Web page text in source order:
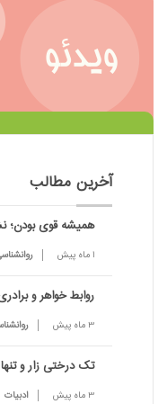
آخرین مطالب
همیشه قوی بودن؛
1 ماه پیش
روابط خواهر و
3 ماه پیش
تک درختی زار و تنها
3 ماه پیش ادبیات